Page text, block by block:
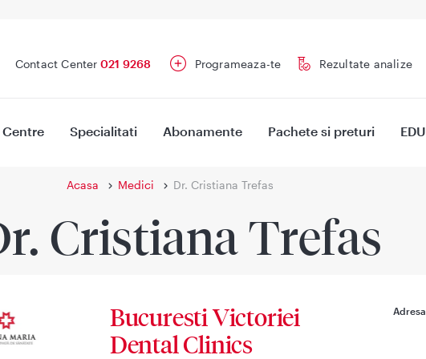
Contact Center 021 9268 Programeaza-te Rezultate analize
Centre Specialitati Abonamente Pachete si preturi EDU
Acasa Medici Dr. Cristiana Trefas
Cristiana Trefas
Bucuresti Victoriei
Dental Clinics
Adresa